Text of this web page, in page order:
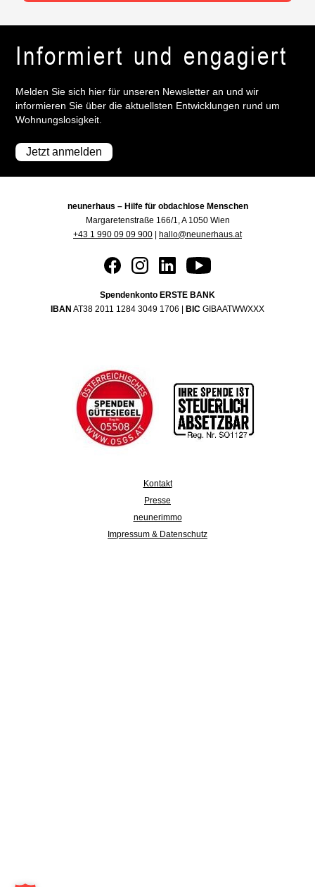
Informiert und engagiert
Melden Sie sich hier für unseren Newsletter an und wir
informieren Sie über die aktuellsten Entwicklungen rund um
Wohnungslosigkeit.
Jetzt anmelden
neunerhaus – Hilfe für obdachlose Menschen
Margaretenstraße 166/1, A 1050 Wien
+43 1 990 09 09 900
hallo@neunerhaus.at
Spendenkonto ERSTE BANK
IBAN AT38 2011 1284 3049 1706 | BIC GIBAATWWXXX
Kontakt
Presse
neunerimmo
Impressum & Datenschutz